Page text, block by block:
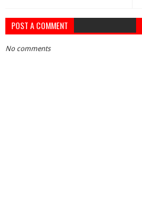
POST A COMMENT
No comments